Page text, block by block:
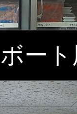
ー